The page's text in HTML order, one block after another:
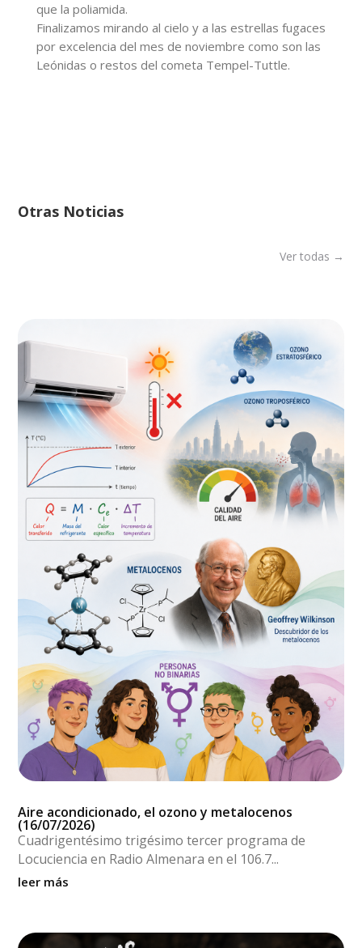
que la poliamida.
Finalizamos mirando al cielo y a las estrellas fugaces
por excelencia del mes de noviembre como son las
Leónidas o restos del cometa Tempel-Tuttle.
Otras Noticias
Ver todas →
Aire acondicionado, el ozono y metalocenos
(16/07/2026)
Cuadrigentésimo trigésimo tercer programa de
Locuciencia en Radio Almenara en el 106.7...
leer más